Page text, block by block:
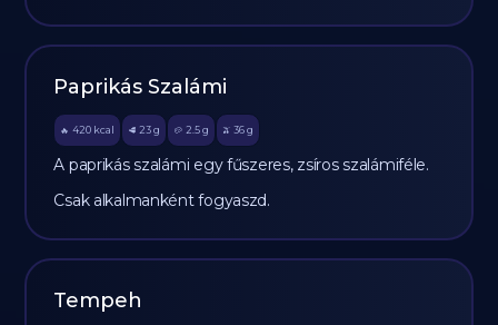
Paprikás Szalámi
🔥 420 kcal 🥩 23 g 🥔 2.5g 🫒 36 g
A paprikás szalámi egy fűszeres, zsíros szalámiféle.
Csak alkalmanként fogyaszd.
Tempeh